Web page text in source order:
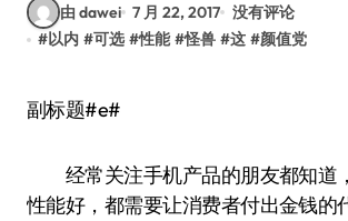
由 dawei 7 月 22, 2017 没有评论
#以内 #可选 #性能 #怪兽 #这 #颜值党
副标题#e#
经常关注手机产品的朋友都知道，
性能好，都需要让消费者付出金钱的